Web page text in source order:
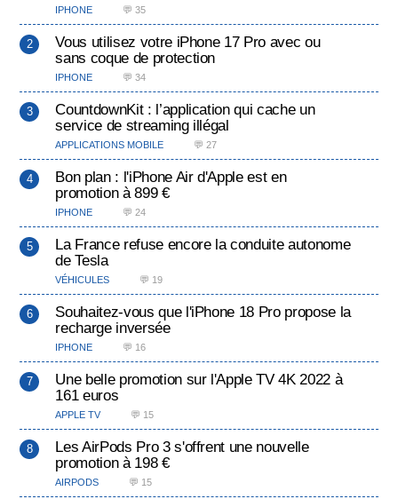
IPHONE 💬 35
Vous utilisez votre iPhone 17 Pro avec ou
sans coque de protection
IPHONE 💬 34
CountdownKit : l’application qui cache un
service de streaming illégal
APPLICATIONS MOBILE 💬 27
Bon plan : l'iPhone Air d'Apple est en
promotion à 899 €
IPHONE 💬 24
La France refuse encore la conduite autonome
de Tesla
VÉHICULES 💬 19
Souhaitez-vous que l'iPhone 18 Pro propose la
recharge inversée
IPHONE 💬 16
Une belle promotion sur l'Apple TV 4K 2022 à
161 euros
APPLE TV 💬 15
Les AirPods Pro 3 s'offrent une nouvelle
promotion à 198 €
AIRPODS 💬 15